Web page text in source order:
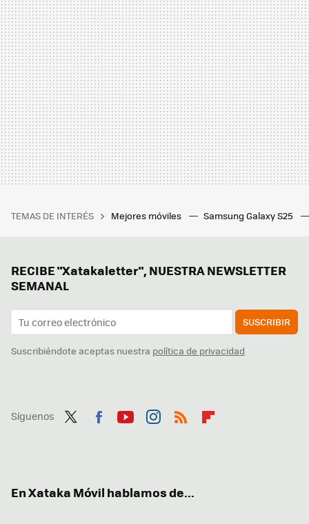
TEMAS DE INTERÉS Mejores móviles Samsung Galaxy S25
RECIBE "Xatakaletter", NUESTRA NEWSLETTER
SEMANAL
SUSCRIBIR
Suscribiéndote aceptas nuestra política de privacidad
Síguenos
En Xataka Móvil hablamos de...